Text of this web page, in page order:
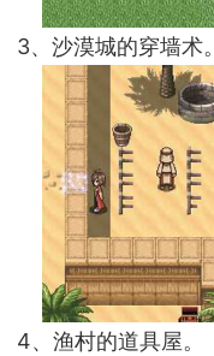
3、沙漠城的穿墙术。
4、渔村的道具屋。